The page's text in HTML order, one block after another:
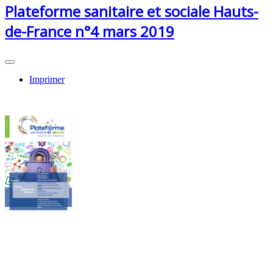
Plateforme sanitaire et sociale Hauts-
de-France n°4 mars 2019
Imprimer